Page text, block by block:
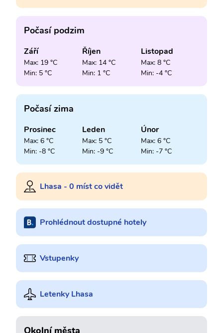
Počasí podzim
Září
Max: 19 °C
Min: 5 °C
Říjen
Max: 14 °C
Min: 1 °C
Listopad
Max: 8 °C
Min: -4 °C
Počasí zima
Prosinec
Max: 6 °C
Min: -8 °C
Leden
Max: 5 °C
Min: -9 °C
Únor
Max: 6 °C
Min: -7 °C
Lhasa - 0 míst co vidět
Prohlédnout dostupné hotely
Vstupenky
Letenky Lhasa
Okolní města